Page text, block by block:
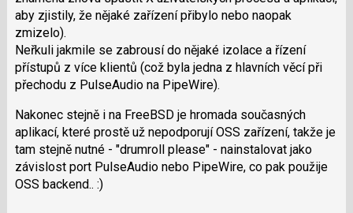
aby zjistily, že nějaké zařízení přibylo nebo naopak
zmizelo).
Neřkuli jakmile se zabrousí do nějaké izolace a řízení
přístupů z více klientů (což byla jedna z hlavních věcí při
přechodu z PulseAudio na PipeWire).
Nakonec stejně i na FreeBSD je hromada současných
aplikací, které prostě už nepodporují OSS zařízení, takže je
tam stejně nutné - "drumroll please" - nainstalovat jako
závislost port PulseAudio nebo PipeWire, co pak použije
OSS backend.. :)